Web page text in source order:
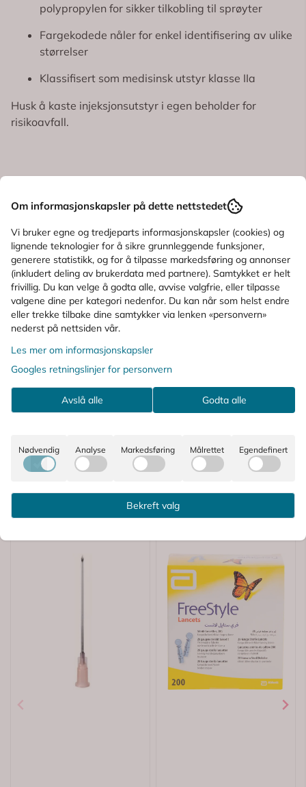
polypropylen for sikker tilkobling til sprøyter
Fargekodede nåler for enkel identifisering av ulike
størrelser
Klassifisert som medisinsk utstyr klasse IIa
Husk å kaste injeksjonsutstyr i egen beholder for
risikoavfall.
Produktanmeldelser
Spørsmål og svar
KUNDER SOM SÅ PÅ DETTE SÅ OGSÅ
PÅ
Om informasjonskapsler på dette nettstedet
Vi bruker egne og tredjeparts informasjonskapsler (cookies) og
lignende teknologier for å sikre grunnleggende funksjoner,
generere statistikk, og for å tilpasse markedsføring og annonser
(inkludert deling av brukerdata med partnere). Samtykket er helt
frivillig. Du kan velge å godta alle, avvise valgfrie, eller tilpasse
valgene dine per kategori nedenfor. Du kan når som helst endre
eller trekke tilbake dine samtykker via lenken «personvern»
nederst på nettsiden vår.
Les mer om informasjonskapsler
Googles retningslinjer for personvern
Avslå alle Godta alle
Nødvendig Analyse Markedsføring Målrettet Egendefinert
Bekreft valg